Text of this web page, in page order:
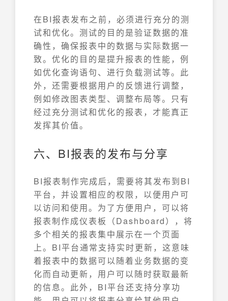
在BI报表发布之前，必须进行充分的测
试和优化。测试的目的是验证数据的准
确性，确保报表中的数据与实际数据一
致。优化的目的是提升报表的性能，例
如优化查询语句、进行负载测试等。此
外，还需要根据用户的反馈进行调整，
例如修改图表类型、调整布局等。只有
经过充分测试和优化的报表，才能真正
发挥其价值。
六、BI报表的发布与分享
BI报表制作完成后，需要将其发布到BI
平台，并设置相应的权限，以便用户可
以访问和使用。为了方便用户，可以将
报表制作成仪表板（Dashboard），将
多个相关的报表集中展示在一个页面
上。BI平台通常支持实时更新，这意味
着报表中的数据可以随着业务数据的变
化而自动更新，用户可以随时获取最新
的信息。此外，BI平台还支持分享功